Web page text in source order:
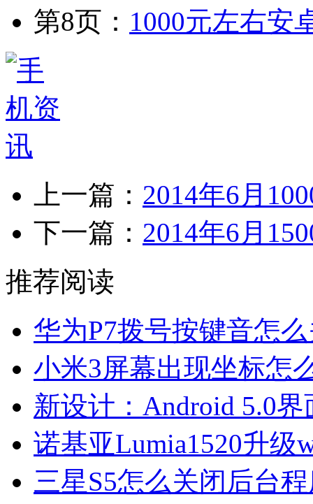
第8页： 1000元左右
上一篇： 2014年6月
下一篇： 2014年6月
推荐阅读
华为P7拨号按键音怎
小米3屏幕出现坐标怎
新设计：Android 5.0
诺基亚Lumia1520升级
三星S5怎么关闭后台程